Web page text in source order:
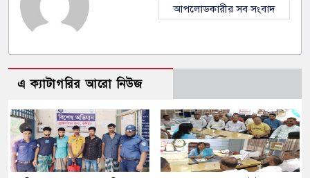
আপলোডকারীর সব সংবাদ
এ ক্যাটাগরির আরো নিউজ